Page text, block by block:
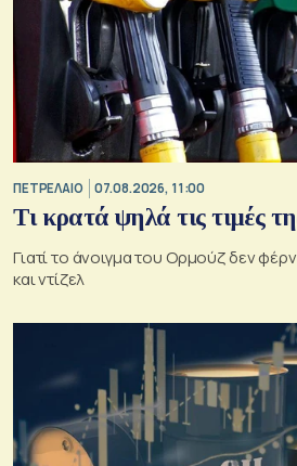
ΠΕΤΡΕΛΑΙΟ 07.08.2026, 11:00
Τι κρατά ψηλά τις τιμές
Γιατί το άνοιγμα του Ορμούζ δεν
και ντίζελ